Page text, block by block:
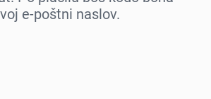
e-poštni naslov.